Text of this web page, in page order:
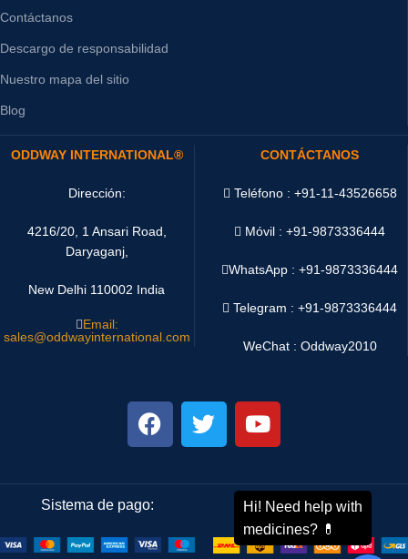
Contáctanos
Descargo de responsabilidad
Nuestro mapa del sitio
Blog
ODDWAY INTERNATIONAL®
Dirección:
4216/20, 1 Ansari Road,
Daryaganj,
New Delhi 110002 India
Email:
sales@oddwayinternational.com
CONTÁCTANOS
Teléfono : +91-11-43526658
Móvil : +91-9873336444
WhatsApp :+91-9873336444
Telegram : +91-9873336444
WeChat : Oddway2010
Sistema de pago: Sistema de envío: